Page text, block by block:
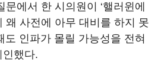
에서 한 시의원이 ‘핼러윈에
왜 사전에 아무 대비를 하지 못
도 인파가 몰릴 가능성을 전혀
인했다.